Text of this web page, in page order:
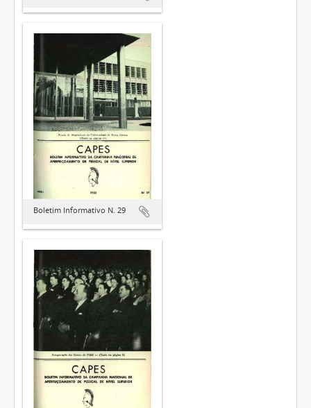
Boletim Informativo N. 29